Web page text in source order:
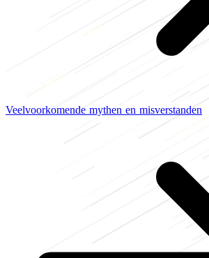
Veelvoorkomende mythen en misverstanden